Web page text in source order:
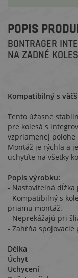
POPIS
BONTRAGER
NA ZADNÉ
Kompatibilný s
Tento úžasne
pre kolesá s
vzpriamenej polohe
Montáž je rýchla a
uchytíte na všetky
Popis výrobku:
- Nastaviteľná dĺžka
- Kompatibilný s
priamu montáž.
- Neprekážajú pri
- Zahŕňa spojovacie
Délka
Úchyt
Uchycení